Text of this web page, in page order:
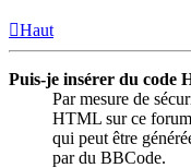
Haut
Puis-je insérer du code
Par mesure de
HTML sur ce
qui peut être
par du BBCode.